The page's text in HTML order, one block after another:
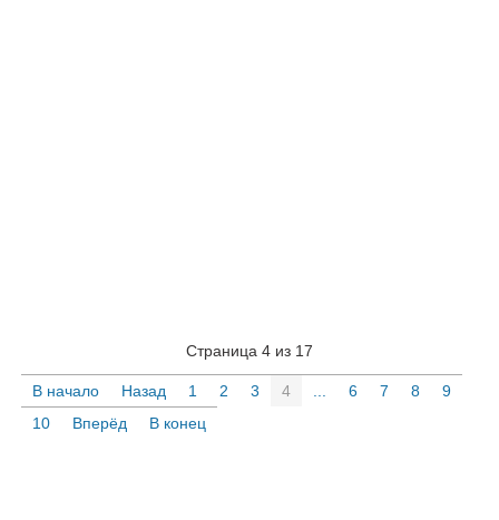
Страница 4 из 17
В начало Назад 1 2 3 4 6 7 8
9
10
Вперёд В конец